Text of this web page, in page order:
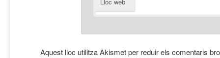
Lloc web
Aquest lloc utilitza Akismet per reduir els comentaris